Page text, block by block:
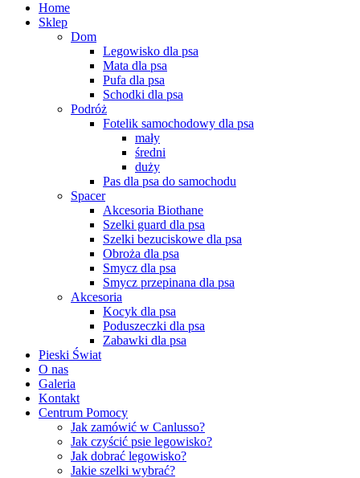
Home
Sklep
Dom
Legowisko dla psa
Mata dla psa
Pufa dla psa
Schodki dla psa
Podróż
Fotelik samochodowy dla psa
mały
średni
duży
Pas dla psa do samochodu
Spacer
Akcesoria Biothane
Szelki guard dla psa
Szelki bezuciskowe dla psa
Obroża dla psa
Smycz dla psa
Smycz przepinana dla psa
Akcesoria
Kocyk dla psa
Poduszeczki dla psa
Zabawki dla psa
Pieski Świat
O nas
Galeria
Kontakt
Centrum Pomocy
Jak zamówić w Canlusso?
Jak czyścić psie legowisko?
Jak dobrać legowisko?
Jakie szelki wybrać?